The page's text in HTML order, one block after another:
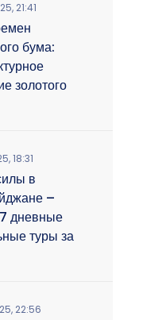
21:41
бума:
золотого
18:31
в
–
дневные
туры за
22:56